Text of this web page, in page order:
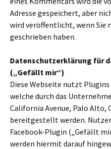
Adresse gespeichert, aber
wird veröffentlicht, wenn Sie
geschrieben haben.
Datenschutzerklärung für
(„Gefällt mir“)
Diese Webseite nutzt
welche durch das
California Avenue, Palo Alto,
bereitgestellt werden.
Facebook-Plugin („Gefällt
werden hiermit darauf